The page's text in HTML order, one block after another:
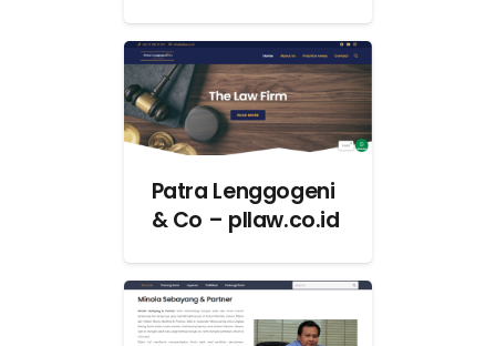
Patra Lenggogeni
& Co – pllaw.co.id